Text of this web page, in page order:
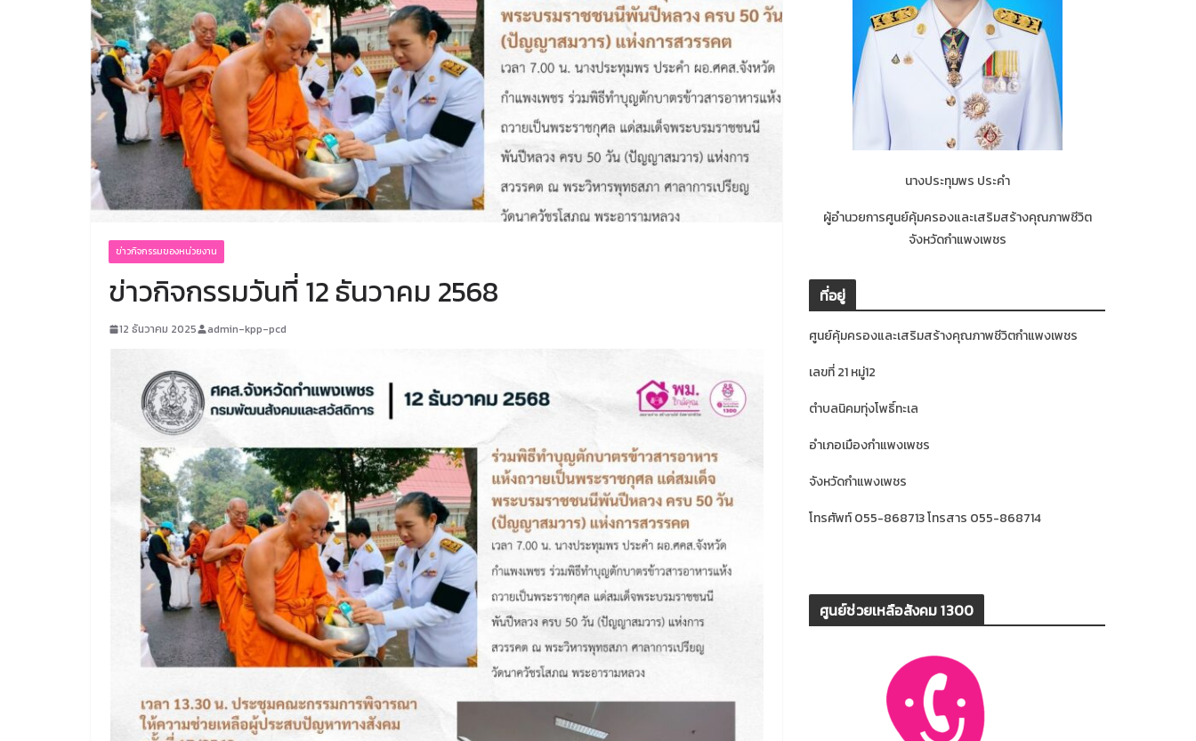
ข่าวกิจกรรมของหน่วยงาน
ข่าวกิจกรรมวันที่ 12 ธันวาคม 2568
12 ธันวาคม 2025 admin-kpp-pcd
นางประทุมพร ประคำ
ผู้อำนวยการศูนย์คุ้มครองและเสริมสร้างคุณภาพชีวิต
จังหวัดกำแพงเพชร
ที่อยู่
ศูนย์คุ้มครองและเสริมสร้างคุณภาพชีวิตกำแพงเพชร
เลขที่ 21 หมู่12
ตำบลนิคมทุ่งโพธิ์ทะเล
อำเภอเมืองกำแพงเพชร
จังหวัดกำแพงเพชร
โทรศัพท์ 055-868713 โทรสาร 055-868714
ศูนย์ช่วยเหลือสังคม 1300